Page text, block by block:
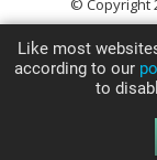
© Copyright
Like most
according to our
to